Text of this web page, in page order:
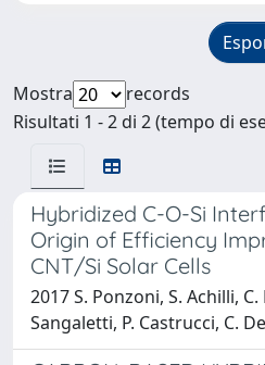
Mostra
records
Risultati 1 - 2 di 2 (tempo di
Hybridized C-O-Si
Origin of Efficiency
CNT/Si Solar Cells
2017 S. Ponzoni, S. Achilli,
Sangaletti, P. Castrucci, C.